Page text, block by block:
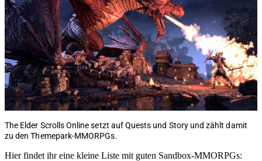
The Elder Scrolls Online setzt auf Quests und Story und zählt damit
zu den Themepark-MMORPGs.
Hier findet ihr eine kleine Liste mit guten Sandbox-MMORPGs: